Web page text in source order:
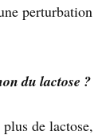
perturbation
du lactose ?
de lactose,